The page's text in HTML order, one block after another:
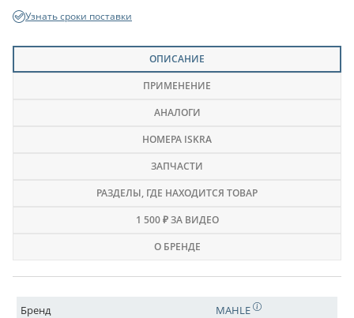
Узнать сроки поставки
ОПИСАНИЕ
ПРИМЕНЕНИЕ
АНАЛОГИ
НОМЕРА ISKRA
ЗАПЧАСТИ
РАЗДЕЛЫ, ГДЕ НАХОДИТСЯ ТОВАР
1 500 ₽ ЗА ВИДЕО
О БРЕНДЕ
Бренд
MAHLE